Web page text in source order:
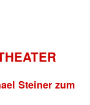
Steiner zum